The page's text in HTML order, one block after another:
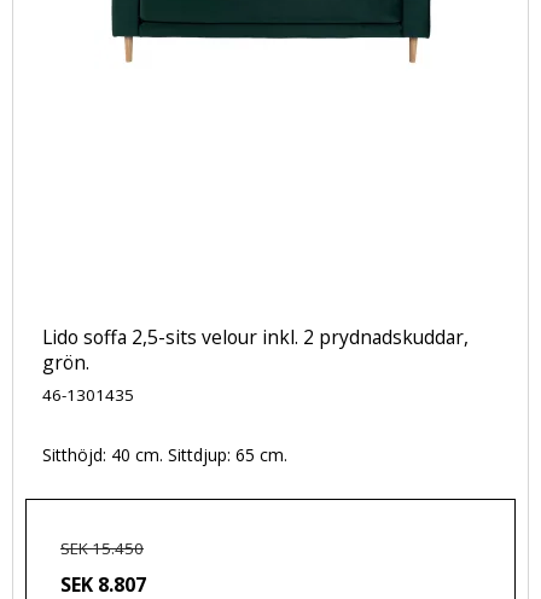
Lido soffa 2,5-sits velour inkl. 2 prydnadskuddar,
grön.
46-1301435
Sitthöjd: 40 cm. Sittdjup: 65 cm.
SEK 15.450
SEK 8.807